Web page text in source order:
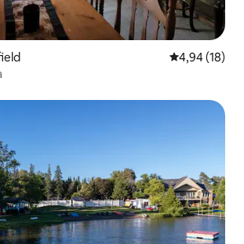
Średnia
4,94 (18)